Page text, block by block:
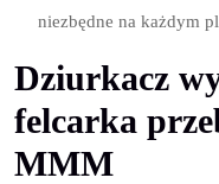
niezbędne na każdym
Dziurkacz
felcarka
MMM